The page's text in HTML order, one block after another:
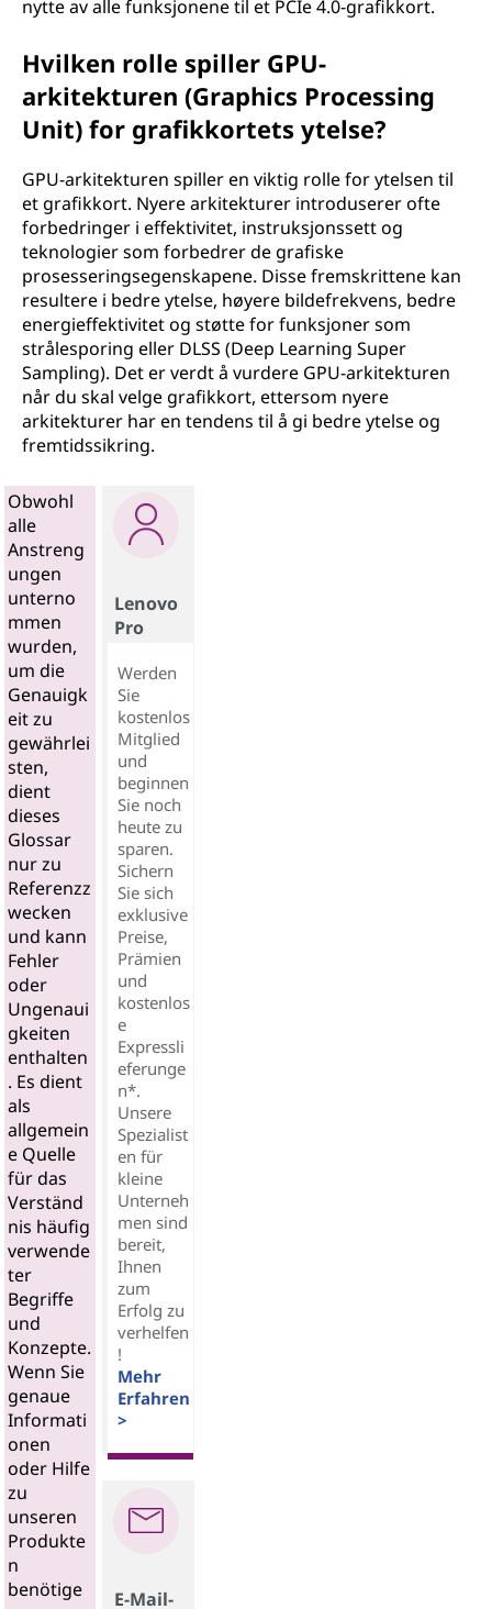
nytte av alle funksjonene til et PCIe 4.0-grafikkort.
Hvilken rolle spiller GPU-
arkitekturen (Graphics Processing
Unit) for grafikkortets ytelse?
GPU-arkitekturen spiller en viktig rolle for ytelsen til
et grafikkort. Nyere arkitekturer introduserer ofte
forbedringer i effektivitet, instruksjonssett og
teknologier som forbedrer de grafiske
prosesseringsegenskapene. Disse fremskrittene kan
resultere i bedre ytelse, høyere bildefrekvens, bedre
energieffektivitet og støtte for funksjoner som
strålesporing eller DLSS (Deep Learning Super
Sampling). Det er verdt å vurdere GPU-arkitekturen
når du skal velge grafikkort, ettersom nyere
arkitekturer har en tendens til å gi bedre ytelse og
fremtidssikring.
Obwohl
alle
Anstreng
ungen
unterno
mmen
wurden,
um die
Genauigk
eit zu
gewährlei
sten,
dient
dieses
Glossar
nur zu
Referenzz
wecken
und kann
Fehler
oder
Ungenaui
gkeiten
enthalten
. Es dient
als
allgemein
e Quelle
für das
Verständ
nis häufig
verwende
ter
Begriffe
und
Konzepte.
Wenn Sie
genaue
Informati
onen
oder Hilfe
zu
unseren
Produkte
n
benötige
Lenovo
Pro
Werden
Sie
kostenlos
Mitglied
und
beginnen
Sie noch
heute zu
sparen.
Sichern
Sie sich
exklusive
Preise,
Prämien
und
kostenlos
e
Expressli
eferunge
n*.
Unsere
Spezialist
en für
kleine
Unterneh
men sind
bereit,
Ihnen
zum
Erfolg zu
verhelfen
!
Mehr
Erfahren
>
E-Mail-